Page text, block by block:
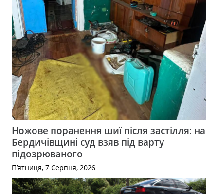
Ножове поранення шиї після застілля: на
Бердичівщині суд взяв під варту
підозрюваного
П’ятниця, 7 Серпня, 2026